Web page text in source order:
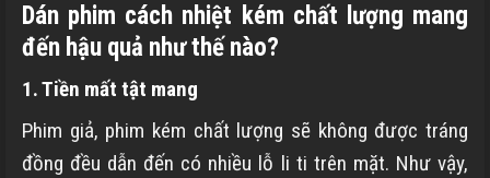
Dán phim cách nhiệt kém chất lượng mang
đến hậu quả như thế nào?
1. Tiền mất tật mang
Phim giả, phim kém chất lượng sẽ không được tráng
đồng đều dẫn đến có nhiều lỗ li ti trên mặt. Như vậy,